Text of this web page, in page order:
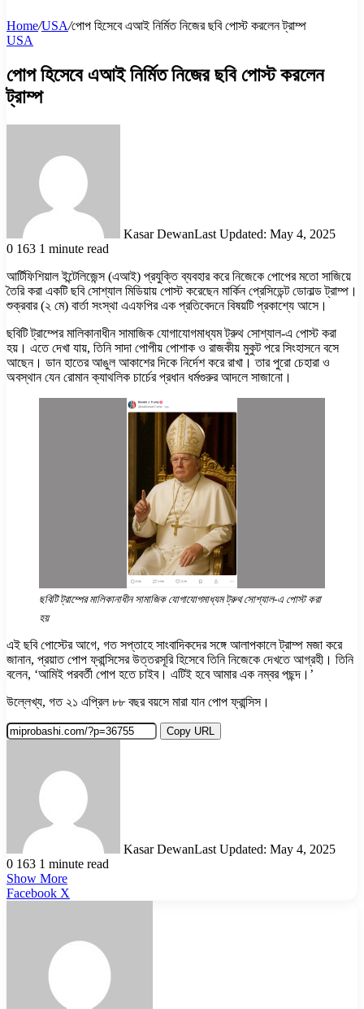
Home/USA/পোপ হিসেবে এআই নির্মিত নিজের ছবি পোস্ট করলেন ট্রাম্প
USA
পোপ হিসেবে এআই নির্মিত নিজের ছবি পোস্ট করলেন
ট্রাম্প
Kasar DewanLast Updated: May 4, 2025
0 163 1 minute read
আর্টিফিশিয়াল ইন্টেলিজেন্স (এআই) প্রযুক্তি ব্যবহার করে নিজেকে পোপের মতো সাজিয়ে
তৈরি করা একটি ছবি সোশ্যাল মিডিয়ায় পোস্ট করেছেন মার্কিন প্রেসিডেন্ট ডোনাল্ড ট্রাম্প।
শুক্রবার (২ মে) বার্তা সংস্থা এএফপির এক প্রতিবেদনে বিষয়টি প্রকাশ্যে আসে।
ছবিটি ট্রাম্পের মালিকানাধীন সামাজিক যোগাযোগমাধ্যম ট্রুথ সোশ্যাল-এ পোস্ট করা
হয়। এতে দেখা যায়, তিনি সাদা পোপীয় পোশাক ও রাজকীয় মুকুট পরে সিংহাসনে বসে
আছেন। ডান হাতের আঙুল আকাশের দিকে নির্দেশ করে রাখা। তার পুরো চেহারা ও
অবস্থান যেন রোমান ক্যাথলিক চার্চের প্রধান ধর্মগুরুর আদলে সাজানো।
ছবিটি ট্রাম্পের মালিকানাধীন সামাজিক যোগাযোগমাধ্যম ট্রুথ সোশ্যাল-এ পোস্ট করা
হয়
এই ছবি পোস্টের আগে, গত সপ্তাহে সাংবাদিকদের সঙ্গে আলাপকালে ট্রাম্প মজা করে
জানান, প্রয়াত পোপ ফ্রান্সিসের উত্তরসূরি হিসেবে তিনি নিজেকে দেখতে আগ্রহী। তিনি
বলেন, ‘আমিই পরবর্তী পোপ হতে চাইব। এটিই হবে আমার এক নম্বর পছন্দ।’
উল্লেখ্য, গত ২১ এপ্রিল ৮৮ বছর বয়সে মারা যান পোপ ফ্রান্সিস।
Copy URL
Kasar DewanLast Updated: May 4, 2025
0 163 1 minute read
Show More
Facebook X